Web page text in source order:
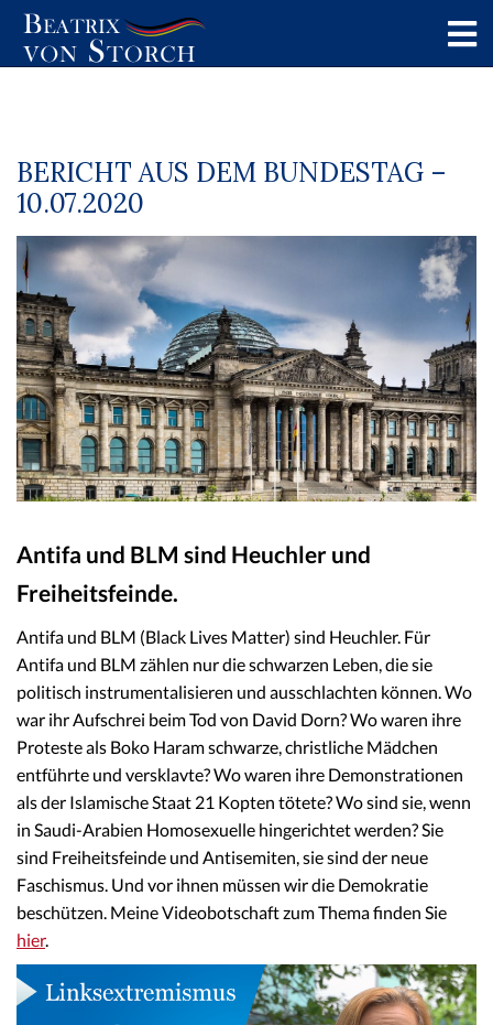
BERICHT AUS DEM BUNDESTAG –
10.07.2020
Antifa und BLM sind Heuchler und
Freiheitsfeinde.
Antifa und BLM (Black Lives Matter) sind Heuchler. Für
Antifa und BLM zählen nur die schwarzen Leben, die sie
politisch instrumentalisieren und ausschlachten können. Wo
war ihr Aufschrei beim Tod von David Dorn? Wo waren ihre
Proteste als Boko Haram schwarze, christliche Mädchen
entführte und versklavte? Wo waren ihre Demonstrationen
als der Islamische Staat 21 Kopten tötete? Wo sind sie, wenn
in Saudi-Arabien Homosexuelle hingerichtet werden? Sie
sind Freiheitsfeinde und Antisemiten, sie sind der neue
Faschismus. Und vor ihnen müssen wir die Demokratie
beschützen. Meine Videobotschaft zum Thema finden Sie
hier.